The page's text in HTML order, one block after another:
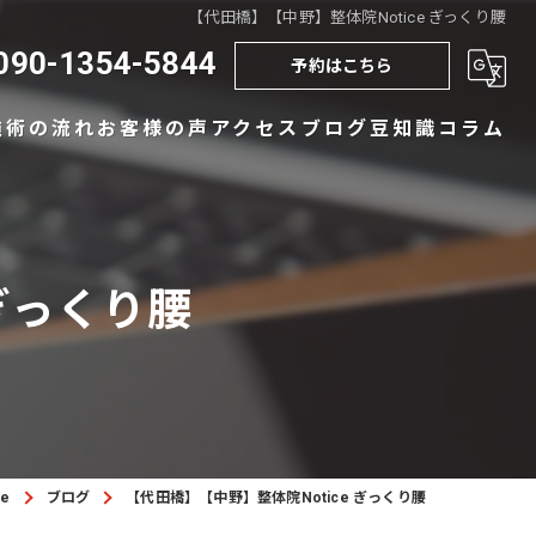
【代田橋】【中野】整体院Notice ぎっくり腰
1354-5844 予約はこちら
術の流れ お客様の声アクセス ブログ豆知識コラム
くり腰
ブログ 【代田橋】【中野】整体院Notice ぎっくり腰